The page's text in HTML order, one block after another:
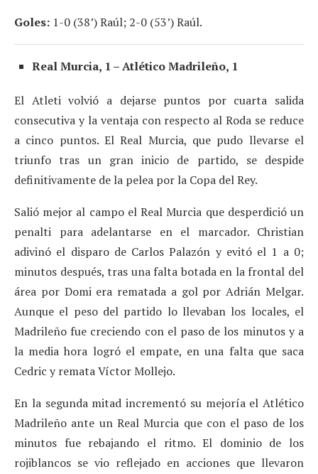
Goles: 1-0 (38’) Raúl; 2-0 (53’) Raúl.
Real Murcia, 1 – Atlético Madrileño, 1
El Atleti volvió a dejarse puntos por cuarta salida
consecutiva y la ventaja con respecto al Roda se reduce
a cinco puntos. El Real Murcia, que pudo llevarse el
triunfo tras un gran inicio de partido, se despide
definitivamente de la pelea por la Copa del Rey.
Salió mejor al campo el Real Murcia que desperdició un
penalti para adelantarse en el marcador. Christian
adivinó el disparo de Carlos Palazón y evitó el 1 a 0;
minutos después, tras una falta botada en la frontal del
área por Domi era rematada a gol por Adrián Melgar.
Aunque el peso del partido lo llevaban los locales, el
Madrileño fue creciendo con el paso de los minutos y a
la media hora logró el empate, en una falta que saca
Cedric y remata Víctor Mollejo.
En la segunda mitad incrementó su mejoría el Atlético
Madrileño ante un Real Murcia que con el paso de los
minutos fue rebajando el ritmo. El dominio de los
rojiblancos se vio reflejado en acciones que llevaron